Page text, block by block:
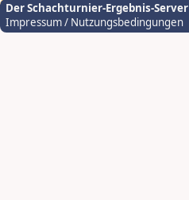
Der Schachturnier-Ergebnis-Server
Impressum / Nutzungsbedingungen